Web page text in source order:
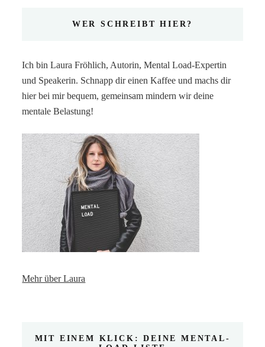
WER SCHREIBT HIER?
Ich bin Laura Fröhlich, Autorin, Mental Load-Expertin
und Speakerin. Schnapp dir einen Kaffee und machs dir
hier bei mir bequem, gemeinsam mindern wir deine
mentale Belastung!
Mehr über Laura
MIT EINEM KLICK: DEINE MENTAL-